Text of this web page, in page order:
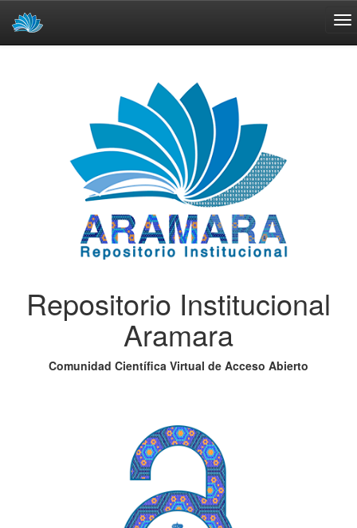
Repositorio Institucional
Aramara
Comunidad Científica Virtual de Acceso Abierto